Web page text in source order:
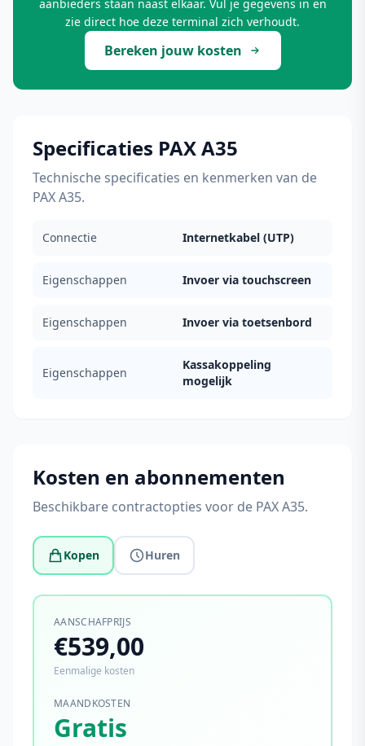
aanbieders staan naast elkaar. Vul je gegevens in en
zie direct hoe deze terminal zich verhoudt.
Bereken jouw kosten
Specificaties PAX A35
Technische specificaties en kenmerken van de
PAX A35.
Connectie Internetkabel (UTP)
Eigenschappen Invoer via touchscreen
Eigenschappen Invoer via toetsenbord
Eigenschappen
Kassakoppeling
mogelijk
Kosten en abonnementen
Beschikbare contractopties voor de PAX A35.
Kopen Huren
AANSCHAFPRIJS
€539,00
Eenmalige kosten
MAANDKOSTEN
Gratis